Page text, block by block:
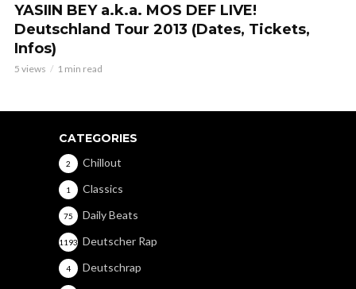
YASIIN BEY a.k.a. MOS DEF LIVE!
Deutschland Tour 2013 (Dates, Tickets,
Infos)
5 views 1 min read
CATEGORIES
Chillout
2
Classics
1
Daily Beats
75
Deutscher Rap
1193
Deutschrap
4